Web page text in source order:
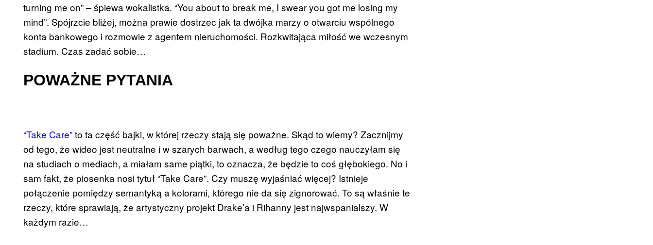
turning me on” – śpiewa wokalistka. “You about to break me, I swear you got me losing my
mind”. Spójrzcie bliżej, można prawie dostrzec jak ta dwójka marzy o otwarciu wspólnego
konta bankowego i rozmowie z agentem nieruchomości. Rozkwitająca miłość we wczesnym
stadium. Czas zadać sobie…
POWAŻNE PYTANIA
“Take Care”to ta część bajki, w której rzeczy stają się poważne. Skąd to wiemy? Zacznijmy
od tego, że wideo jest neutralne i w szarych barwach, a według tego czego nauczyłam się
na studiach o mediach, a miałam same piątki, to oznacza, że będzie to coś głębokiego. No i
sam fakt, że piosenka nosi tytuł “Take Care”. Czy muszę wyjaśniać więcej? Istnieje
połączenie pomiędzy semantyką a kolorami, którego nie da się zignorować. To są właśnie te
rzeczy, które sprawiają, że artystyczny projekt Drake’a i Rihanny jest najwspanialszy. W
każdym razie…